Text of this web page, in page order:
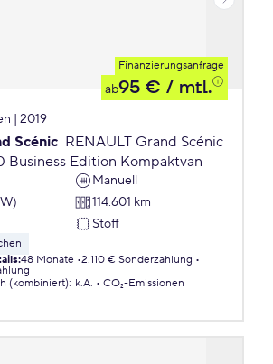
Finanzierungsanfrage
ab95 € / mtl.
| 2019
Scénic RENAULT Grand Scénic
Business Edition Kompaktvan
Manuell
114.601 km
Stoff
:48 Monate 2.110 € Sonderzahlung
(kombiniert): k.A.
CO₂-Emissionen